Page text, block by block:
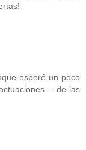
esperé un poco
las